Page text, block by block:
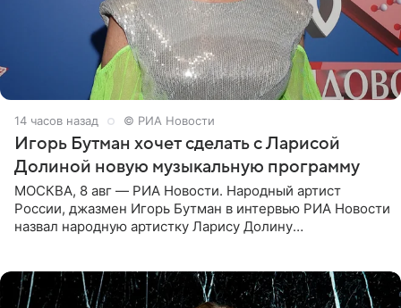
14 часов назад © РИА Новости
Игорь Бутман хочет сделать с Ларисой
Долиной новую музыкальную программу
МОСКВА, 8 авг — РИА Новости. Народный артист
России, джазмен Игорь Бутман в интервью РИА Новости
назвал народную артистку Ларису Долину